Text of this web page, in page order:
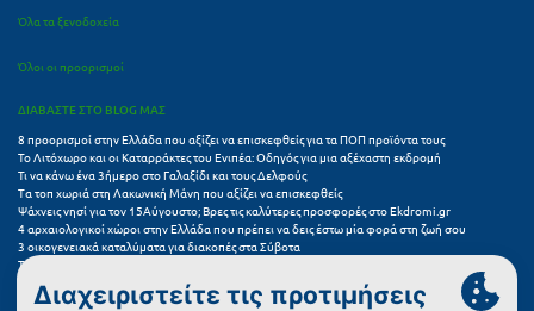
Όλα τα ξενοδοχεία
Όλοι οι προορισμοί
ΔΙΑΒΑΣΤΕ ΣΤΟ BLOG ΜΑΣ
8 προορισμοί στην Ελλάδα που αξίζει να επισκεφθείς για τα ΠΟΠ προϊόντα τους
Το Λιτόχωρο και οι Καταρράκτες του Ενιπέα: Οδηγός για μια αξέχαστη εκδρομή
Τι να κάνω ένα 3ήμερο στο Γαλαξίδι και τους Δελφούς
Τα τοπ χωριά στη Λακωνική Μάνη που αξίζει να επισκεφθείς
Ψάχνεις νησί για τον 15Αύγουστο; Βρες τις καλύτερες προσφορές στο Ekdromi.gr
4 αρχαιολογικοί χώροι στην Ελλάδα που πρέπει να δεις έστω μία φορά στη ζωή σου
3 οικογενειακά καταλύματα για διακοπές στα Σύβοτα
Τα 11 καλύτερα καλοκαιρινά resorts στην Ελλάδα
7 μικρά ελληνικά νησιά για αξέχαστες καλοκαιρινές διακοπές
5+1 ινσταγκραμικές παραλίες στην Ελλάδα που αξίζουν μια θέση στο feed σου